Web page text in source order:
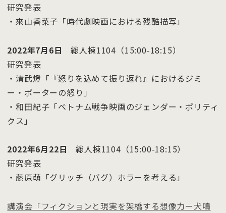
研究発表
・來山香菜子「時代劇映画における残酷描写」
2022年7月6日
総人棟1104（15:00-18:15）
研究発表
・清武燈「『怒りを込めて振り返れ』におけるジミ
ー・ポーターの怒り」
・和田紀子「ベトナム戦争映画のジェンダー・ポリティ
クス」
2022年6月22日 総人棟1104（15:00-18:15）
研究発表
・藤原萌「グリッチ（バグ）ホラーを考える」
講演会「フィクションと現実を架橋する想像力ー犬鳴